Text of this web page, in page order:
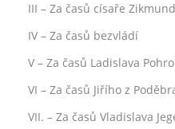
III – Za časů císaře
IV – Za časů bezvládí
V – Za časů Ladislava
VI – Za časů Jiřího z
VII. – Za časů Vladislava